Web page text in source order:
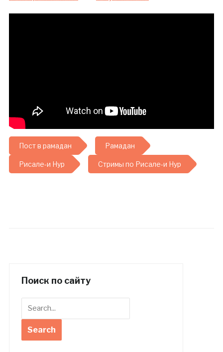
Пост в рамадан Рамадан
Рисале-и Нур Стримы по Рисале-и Нур
Поиск по сайту